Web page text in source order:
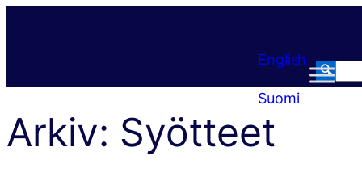
English
Suomi
🔍
Arkiv: Syötteet